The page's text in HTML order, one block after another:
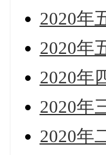
2020年
2020年
2020年
2020年
2020年